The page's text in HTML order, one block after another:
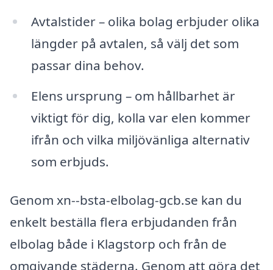
Avtalstider – olika bolag erbjuder olika
längder på avtalen, så välj det som
passar dina behov.
Elens ursprung – om hållbarhet är
viktigt för dig, kolla var elen kommer
ifrån och vilka miljövänliga alternativ
som erbjuds.
Genom xn--bsta-elbolag-gcb.se kan du
enkelt beställa flera erbjudanden från
elbolag både i Klagstorp och från de
omgivande städerna. Genom att göra det